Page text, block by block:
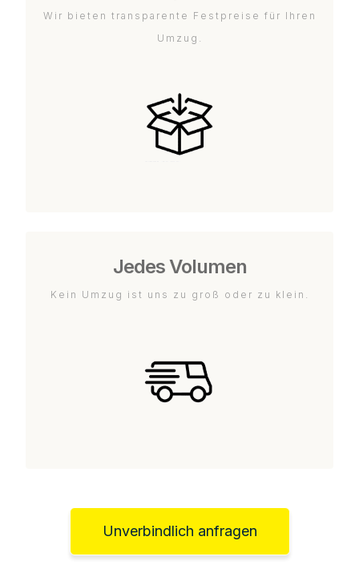
Wir bieten transparente Festpreise für Ihren
Umzug.
Jedes Volumen
Kein Umzug ist uns zu groß oder zu klein.
Unverbindlich anfragen